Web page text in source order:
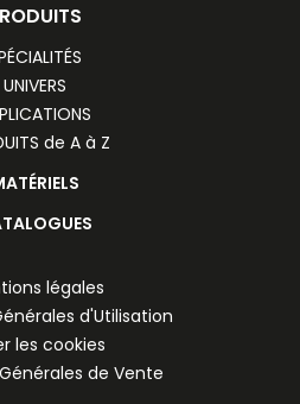
UNIVERS
de A à Z
légales
d'Utilisation
les cookies
de Vente